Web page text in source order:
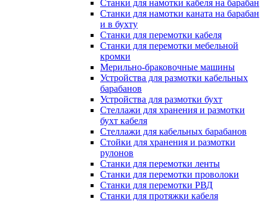
Станки для намотки кабеля на барабан
Станки для намотки каната на барабан
и в бухту
Станки для перемотки кабеля
Станки для перемотки мебельной
кромки
Мерильно-браковочные машины
Устройства для размотки кабельных
барабанов
Устройства для размотки бухт
Стеллажи для хранения и размотки
бухт кабеля
Стеллажи для кабельных барабанов
Стойки для хранения и размотки
рулонов
Станки для перемотки ленты
Станки для перемотки проволоки
Станки для перемотки РВД
Станки для протяжки кабеля